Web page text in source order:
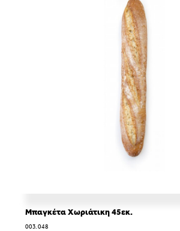
Μπαγκέτα Χωριάτικη 45εκ.
003.048